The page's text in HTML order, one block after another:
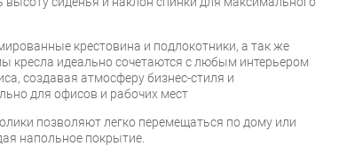
крестовина и подлокотники, а так же
кресла идеально сочетаются с любым интерьером
создавая атмосферу бизнес-стиля и
для офисов и рабочих мест
позволяют легко перемещаться по дому или
напольное покрытие.